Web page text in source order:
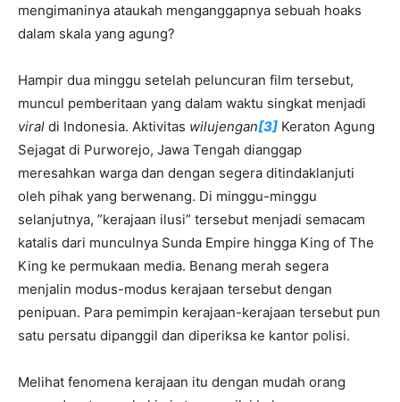
mengimaninya ataukah menganggapnya sebuah hoaks
dalam skala yang agung?
Hampir dua minggu setelah peluncuran film tersebut,
muncul pemberitaan yang dalam waktu singkat menjadi
viral di Indonesia. Aktivitas wilujengan[3] Keraton Agung
Sejagat di Purworejo, Jawa Tengah dianggap
meresahkan warga dan dengan segera ditindaklanjuti
oleh pihak yang berwenang. Di minggu-minggu
selanjutnya, ”kerajaan ilusi” tersebut menjadi semacam
katalis dari munculnya Sunda Empire hingga King of The
King ke permukaan media. Benang merah segera
menjalin modus-modus kerajaan tersebut dengan
penipuan. Para pemimpin kerajaan-kerajaan tersebut pun
satu persatu dipanggil dan diperiksa ke kantor polisi.
Melihat fenomena kerajaan itu dengan mudah orang